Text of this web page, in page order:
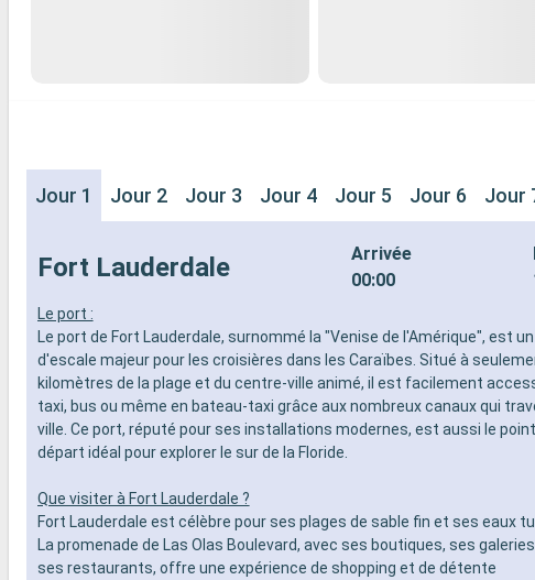
Jour 1 Jour 2 Jour 3 Jour 4 Jour 5 Jour 6 Jour
Fort Lauderdale
Arrivée
00:00
Le port :
Le port de Fort Lauderdale, surnommé la "Venise de l'Amérique", est
d'escale majeur pour les croisières dans les Caraïbes. Situé à
kilomètres de la plage et du centre-ville animé, il est facilement
taxi, bus ou même en bateau-taxi grâce aux nombreux canaux qui
ville. Ce port, réputé pour ses installations modernes, est aussi le
départ idéal pour explorer le sur de la Floride.
Que visiter à Fort Lauderdale ?
Fort Lauderdale est célèbre pour ses plages de sable fin et ses eaux
La promenade de Las Olas Boulevard, avec ses boutiques, ses
ses restaurants, offre une expérience de shopping et de détente